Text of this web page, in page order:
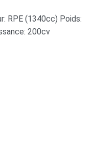
RPE (1340cc) Poids:
200cv